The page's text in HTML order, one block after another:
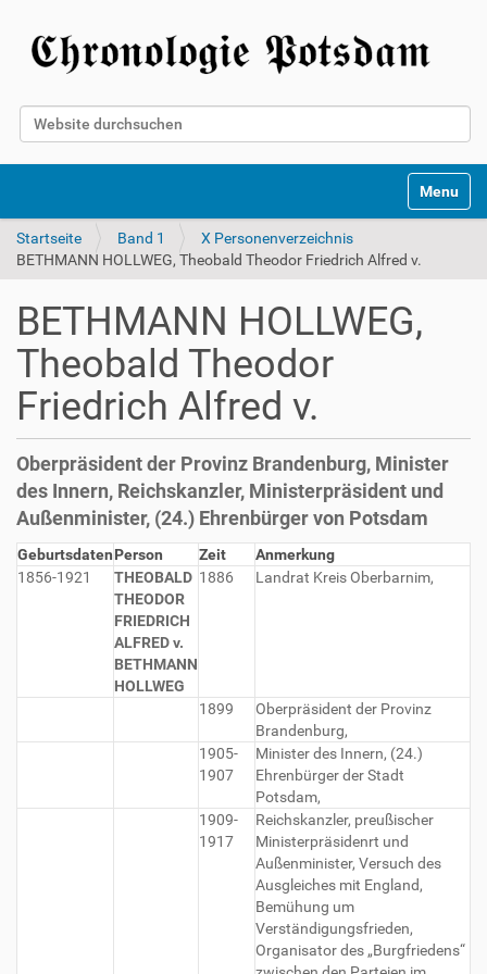
Website durchsuchen
Toggle
Startseite Band 1
X Personenverzeichnis
BETHMANN HOLLWEG, Theobald Theodor Friedrich Alfred v.
BETHMANN HOLLWEG,
Theobald Theodor
Friedrich Alfred v.
Oberpräsident der Provinz Brandenburg, Minister
des Innern, Reichskanzler, Ministerpräsident und
Außenminister, (24.) Ehrenbürger von Potsdam
GeburtsdatenPerson Zeit
Anmerkung
1856-1921
THEOBALD
THEODOR
FRIEDRICH
ALFRED v.
BETHMANN
HOLLWEG
1886 Landrat Kreis Oberbarnim,
1899
Oberpräsident der Provinz
Brandenburg,
1905-
1907
Minister des Innern, (24.)
Ehrenbürger der Stadt
Potsdam,
1909-
1917
Reichskanzler, preußischer
Ministerpräsidenrt und
Außenminister, Versuch des
Ausgleiches mit England,
Bemühung um
Verständigungsfrieden,
Organisator des „Burgfriedens“